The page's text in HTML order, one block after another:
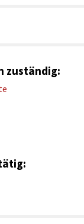
zuständig: